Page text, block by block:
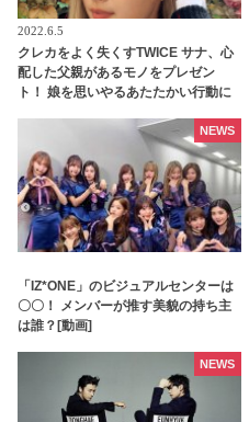
2022.6.5
クレカをよく失くすTWICE サナ、心
配した父親があるモノをプレゼン
ト！ 娘を思いやるあたたかい行動に
「IZ*ONE」のビジュアルセンターは
〇〇！ メンバーが推す美貌の持ち主
は誰？[動画]
NEWS
NEWS